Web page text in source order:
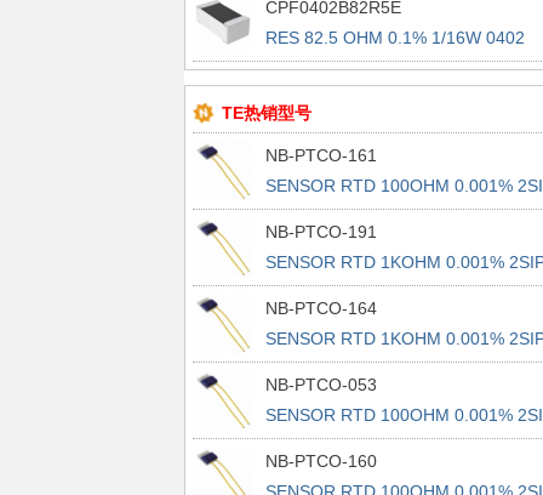
CPF0402B82R5E
RES 82.5 OHM 0.1% 1/16W 0402
TE热销型号
NB-PTCO-161
SENSOR RTD 100OHM 0.001%
NB-PTCO-191
SENSOR RTD 1KOHM 0.001%
NB-PTCO-164
SENSOR RTD 1KOHM 0.001%
NB-PTCO-053
SENSOR RTD 100OHM 0.001%
NB-PTCO-160